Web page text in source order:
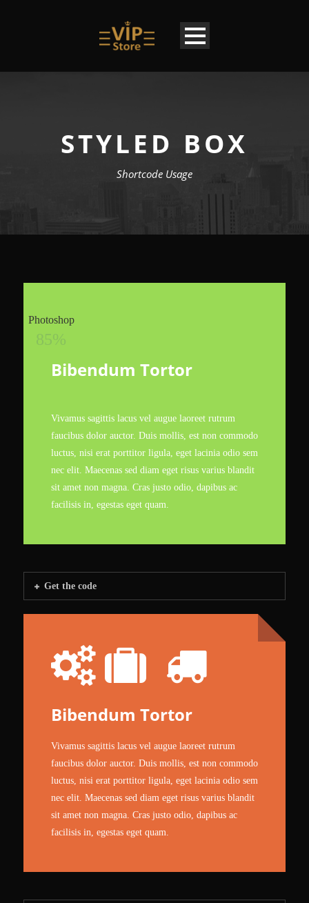
STYLED BOX
Shortcode Usage
Photoshop
85%
Bibendum Tortor
Vivamus sagittis lacus vel augue laoreet rutrum
faucibus dolor auctor. Duis mollis, est non commodo
luctus, nisi erat porttitor ligula, eget lacinia odio sem
nec elit. Maecenas sed diam eget risus varius blandit
sit amet non magna. Cras justo odio, dapibus ac
facilisis in, egestas eget quam.
Get the code
Bibendum Tortor
Vivamus sagittis lacus vel augue laoreet rutrum
faucibus dolor auctor. Duis mollis, est non commodo
luctus, nisi erat porttitor ligula, eget lacinia odio sem
nec elit. Maecenas sed diam eget risus varius blandit
sit amet non magna. Cras justo odio, dapibus ac
facilisis in, egestas eget quam.